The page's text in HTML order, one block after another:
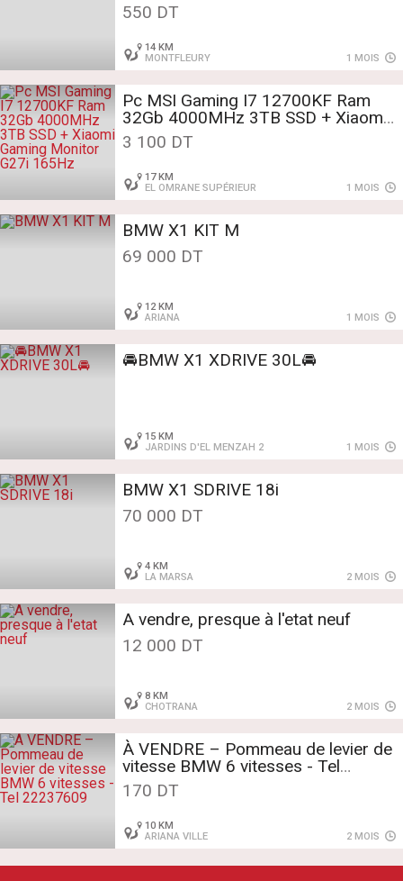
550 DT
14 KM
MONTFLEURY
1 MOIS
Pc MSI Gaming I7 12700KF Ram
32Gb 4000MHz 3TB SSD + Xiaomi
Gaming Monitor G27i 165Hz
3 100 DT
17 KM
EL OMRANE SUPÉRIEUR
1 MOIS
BMW X1 KIT M
69 000 DT
12 KM
ARIANA
1 MOIS
15 KM
JARDINS D'EL MENZAH 2
1 MOIS
BMW X1 SDRIVE 18i
70 000 DT
4 KM
LA MARSA
2 MOIS
A vendre, presque à l'etat neuf
12 000 DT
8 KM
CHOTRANA
2 MOIS
À VENDRE – Pommeau de levier de
vitesse BMW 6 vitesses - Tel
22237609
170 DT
10 KM
ARIANA VILLE
2 MOIS